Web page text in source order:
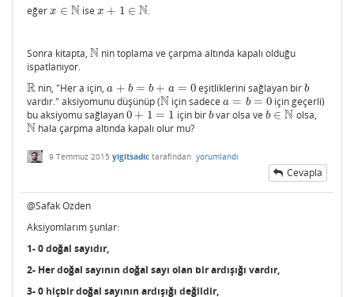
eğer x ∈ N
x∈N ise x + 1 ∈ N
x+ 1∈N .
Sonra kitapta, N
N nin toplama ve çarpma altında kapalı olduğu
ispatlanıyor.
R
R nin, "Her a için,a + b = b + a = 0
a+b=b +a =0 eşitliklerini sağlayan birb
b
vardır." aksiyomunu düşünüp (N
N için sadecea = b = 0
a=b= 0
için geçerli)
bu aksiyomu sağlayan0 + 1 = 1
0 +1 =1 için bir b
bvar olsa ve b ∈ N
b ∈N olsa,
N
N hala çarpma altında kapalı olur mu?
9 Temmuz 2015 yigitsadic tarafından yorumlandı
Cevapla
@Safak Ozden
Aksiyomlarım şunlar:
1- 0 doğal sayıdır,
2- Her doğal sayının doğal sayı olan bir ardışığı vardır,
3- 0 hiçbir doğal sayının ardışığı değildir,